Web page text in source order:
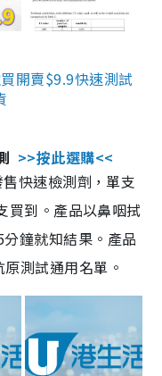
開賣$9.9快速測試
>>按此選購<<
快速檢測劑，單支
買到。產品以鼻咽拭
鐘就知結果。產品
測試通用名單。